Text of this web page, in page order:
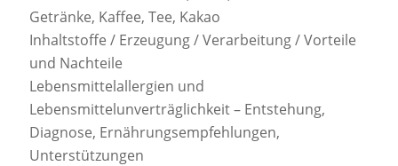
Getränke, Kaffee, Tee, Kakao
Inhaltstoffe / Erzeugung / Verarbeitung / Vorteile
und Nachteile
Lebensmittelallergien und
Lebensmittelunverträglichkeit – Entstehung,
Diagnose, Ernährungsempfehlungen,
Unterstützungen